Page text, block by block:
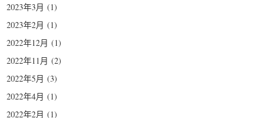
2023年3月 (1)
2023年2月 (1)
2022年12月 (1)
2022年11月 (2)
2022年5月 (3)
2022年4月 (1)
2022年2月 (1)